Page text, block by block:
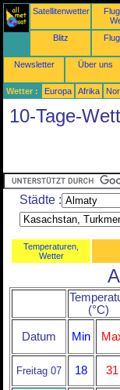
Satellitenwetter
Blitz
Newsletter Über uns
Wetter : Europa Afrika
10-Tage-
Städte :
Temperaturen,
Wetter
(°C)
Datum Min
Freitag 07 18 31